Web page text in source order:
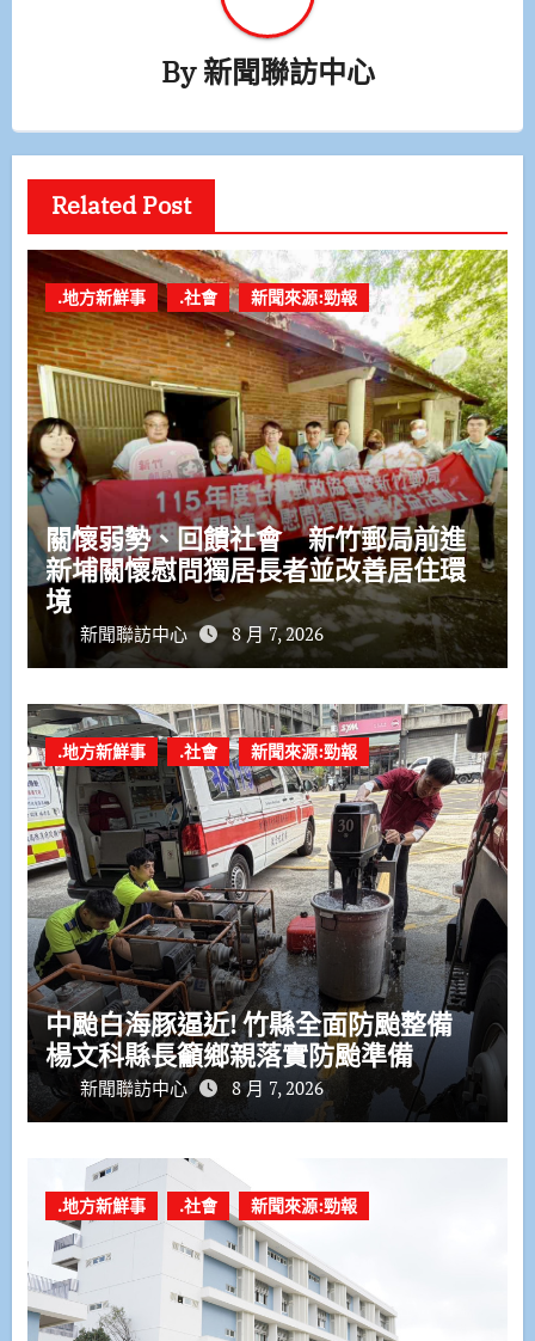
By新聞聯訪中心
Related Post
.地方新鮮事 .社會 新聞來源:勁報
關懷弱勢、回饋社會 新竹郵局前進
新埔關懷慰問獨居長者並改善居住環
境
新聞聯訪中心 8 月 7, 2026
.地方新鮮事 .社會 新聞來源:勁報
中颱白海豚逼近! 竹縣全面防颱整備
楊文科縣長籲鄉親落實防颱準備
新聞聯訪中心 8 月 7, 2026
.地方新鮮事 .社會 新聞來源:勁報